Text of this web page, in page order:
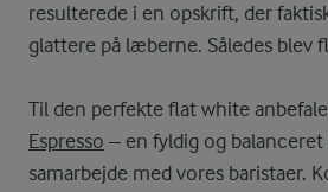
resulterede i en opskrift, der
glattere på læberne. Således blev
Til den perfekte flat white
Espresso – en fyldig og
samarbejde med vores baristaer.